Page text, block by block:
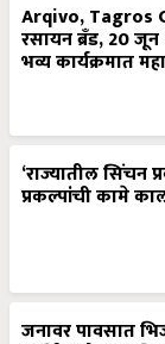
Arqivo, Tagros
रसायन ब्रँड, 20
भव्य कार्यक्रमात
‘राज्यातील सिंचन
प्रकल्पांची कामे
जनावर पावसात